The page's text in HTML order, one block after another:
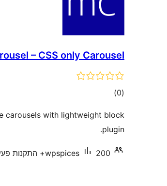
– CSS only Carousel
(0 דרוגים)
carousels with lightweight block
plugin.
wpspices 200+ התקנות פעילות